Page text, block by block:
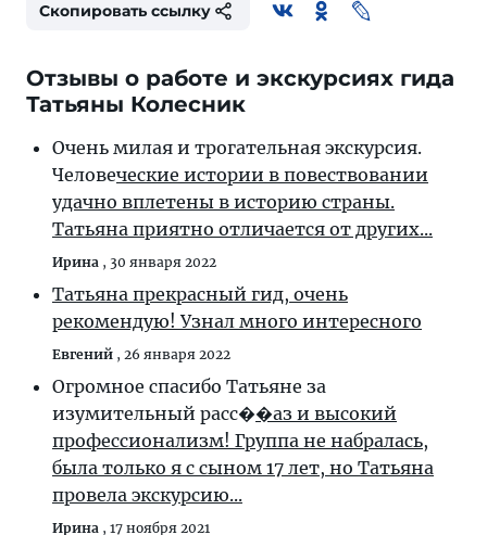
Скопировать ссылку
Отзывы о работе и экскурсиях гида
Татьяны Колесник
Очень милая и трогательная экскурсия.
Человеческие истории в повествовании
удачно вплетены в историю страны.
Татьяна приятно отличается от других...
Ирина , 30 января 2022
Татьяна прекрасный гид, очень
рекомендую! Узнал много интересного
Евгений , 26 января 2022
Огромное спасибо Татьяне за
изумительный расс��аз и высокий
профессионализм! Группа не набралась,
была только я с сыном 17 лет, но Татьяна
провела экскурсию...
Ирина , 17 ноября 2021